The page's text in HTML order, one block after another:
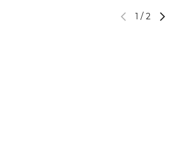
1 / 2